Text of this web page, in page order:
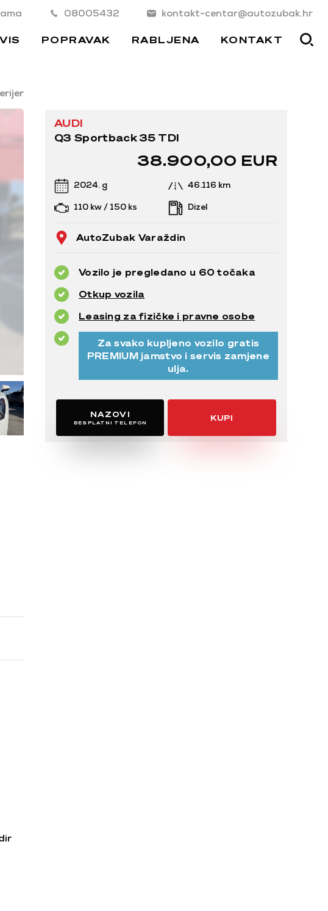
08005432 kontakt-centar@autozubak.hr
POPRAVAK RABLJENA KONTAKT
AUDI
Q3 Sportback 35 TDI
38.900,00 EUR
2024. g
46.116 km
110 kw / 150 ks
Dizel
AutoZubak Varaždin
Vozilo je pregledano u 60 točaka
Otkup vozila
Leasing za fizičke i pravne osobe
Za svako kupljeno vozilo gratis
PREMIUM jamstvo i servis zamjene
ulja.
NAZOVI
BESPLATNI TELEFON
KUPI